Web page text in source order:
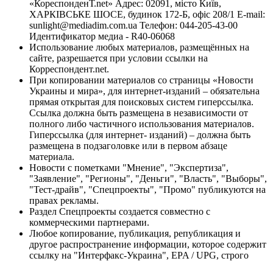
«КореспонденТ.net» Адрес: 02091, місто Київ,
ХАРКІВСЬКЕ ШОСЕ, будинок 172-Б, офіс 208/1 E-mail:
sunlight@mediadim.com.ua Телефон: 044-205-43-00
Идентификатор медиа - R40-06068
Использование любых материалов, размещённых на
сайте, разрешается при условии ссылки на
Корреспондент.net.
При копировании материалов со страницы «Новости
Украины и мира», для интернет-изданий – обязательна
прямая открытая для поисковых систем гиперссылка.
Ссылка должна быть размещена в независимости от
полного либо частичного использования материалов.
Гиперссылка (для интернет- изданий) – должна быть
размещена в подзаголовке или в первом абзаце
материала.
Новости с пометками "Мнение", "Экспертиза",
"Заявление", "Регионы", "Деньги", "Власть", "Выборы",
"Тест-драйв", "Спецпроекты", "Промо" публикуются на
правах рекламы.
Раздел Спецпроекты создается совместно с
коммерческими партнерами.
Любое копирование, публикация, републикация и
другое распространение информации, которое содержит
ссылку на "Интерфакс-Украина", EPA / UPG, строго